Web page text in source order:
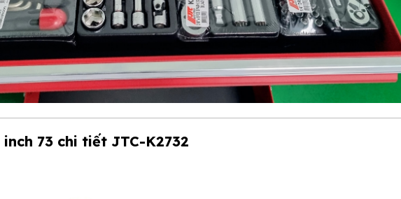
73 chi tiết JTC-K2732